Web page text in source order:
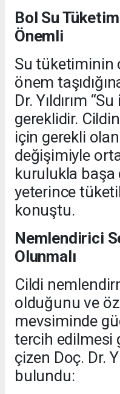
Bol Su
Önemli
Su tüketiminin
önem
Dr. Yıldırım
gereklidir.
için gerekli
değişimiyle
kurulukla başa
yeterince
konuştu.
Nemlendirici
Olunmalı
Cildi
olduğunu ve
mevsiminde
tercih edilmesi
çizen Doç. Dr.
bulundu: